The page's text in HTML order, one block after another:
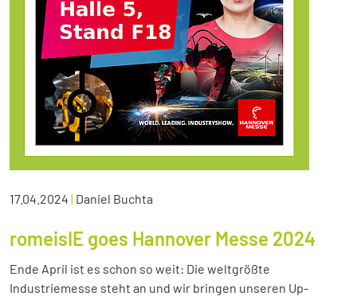
17.04.2024 | Daniel Buchta
romeisIE goes Hannover Messe 2024
Ende April ist es schon so weit: Die weltgrößte
Industriemesse steht an und wir bringen unseren Up-